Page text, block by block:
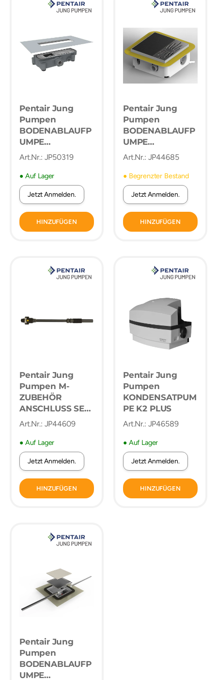
Pentair Jung
Pumpen
BODENABLAUFP
UMPE
PLANCOFIX
Art.Nr.: JP50319
● Auf Lager
Jetzt Anmelden.
HINZUFÜGEN
Pentair Jung
Pumpen
BODENABLAUFP
UMPE
PLANCOFIX
Art.Nr.: JP44685
● Begrenzter Bestand
Jetzt Anmelden.
HINZUFÜGEN
Pentair Jung
Pumpen M-
ZUBEHÖR
ANSCHLUSS SET
DN 32
Art.Nr.: JP44609
● Auf Lager
Jetzt Anmelden.
HINZUFÜGEN
Pentair Jung
Pumpen
KONDENSATPUM
PE K2 PLUS
Art.Nr.: JP46589
● Auf Lager
Jetzt Anmelden.
HINZUFÜGEN
Pentair Jung
Pumpen
BODENABLAUFP
UMPE